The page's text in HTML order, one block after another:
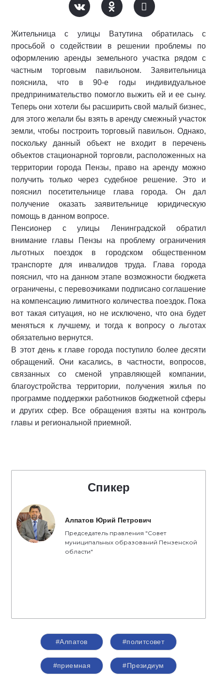
Жительница с улицы Ватутина обратилась с
просьбой о содействии в решении проблемы по
оформлению аренды земельного участка рядом с
частным торговым павильоном. Заявительница
пояснила, что в 90-е годы индивидуальное
предпринимательство помогло выжить ей и ее сыну.
Теперь они хотели бы расширить свой малый бизнес,
для этого желали бы взять в аренду смежный участок
земли, чтобы построить торговый павильон. Однако,
поскольку данный объект не входит в перечень
объектов стационарной торговли, расположенных на
территории города Пензы, право на аренду можно
получить только через судебное решение. Это и
пояснил посетительнице глава города. Он дал
получение оказать заявительнице юридическую
помощь в данном вопросе.
Пенсионер с улицы Ленинградской обратил
внимание главы Пензы на проблему ограничения
льготных поездок в городском общественном
транспорте для инвалидов труда. Глава города
пояснил, что на данном этапе возможности бюджета
ограничены, с перевозчиками подписано соглашение
на компенсацию лимитного количества поездок. Пока
вот такая ситуация, но не исключено, что она будет
меняться к лучшему, и тогда к вопросу о льготах
обязательно вернутся.
В этот день к главе города поступило более десяти
обращений. Они касались, в частности, вопросов,
связанных со сменой управляющей компании,
благоустройства территории, получения жилья по
программе поддержки работников бюджетной сферы
и других сфер. Все обращения взяты на контроль
главы и региональной приемной.
Спикер
Алпатов Юрий Петрович
Председатель правления "Совет
муниципальных образований Пензенской
области"
#Алпатов #политсовет
#приемная #Президиум